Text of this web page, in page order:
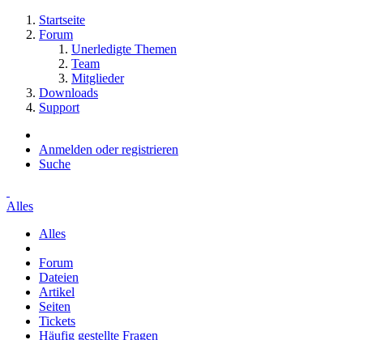
Startseite
Forum
Unerledigte Themen
Team
Mitglieder
Downloads
Support
Anmelden oder registrieren
Suche
Alles
Alles
Forum
Dateien
Artikel
Seiten
Tickets
Häufig gestellte Fragen